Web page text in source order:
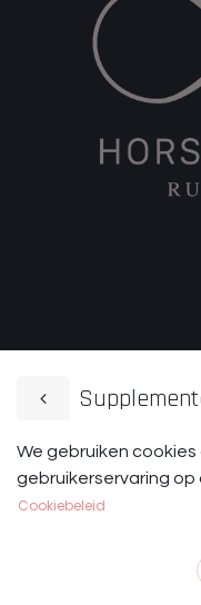
Zadeldekjes
We gebruiken
gebruikerservaring
Cookiebeleid